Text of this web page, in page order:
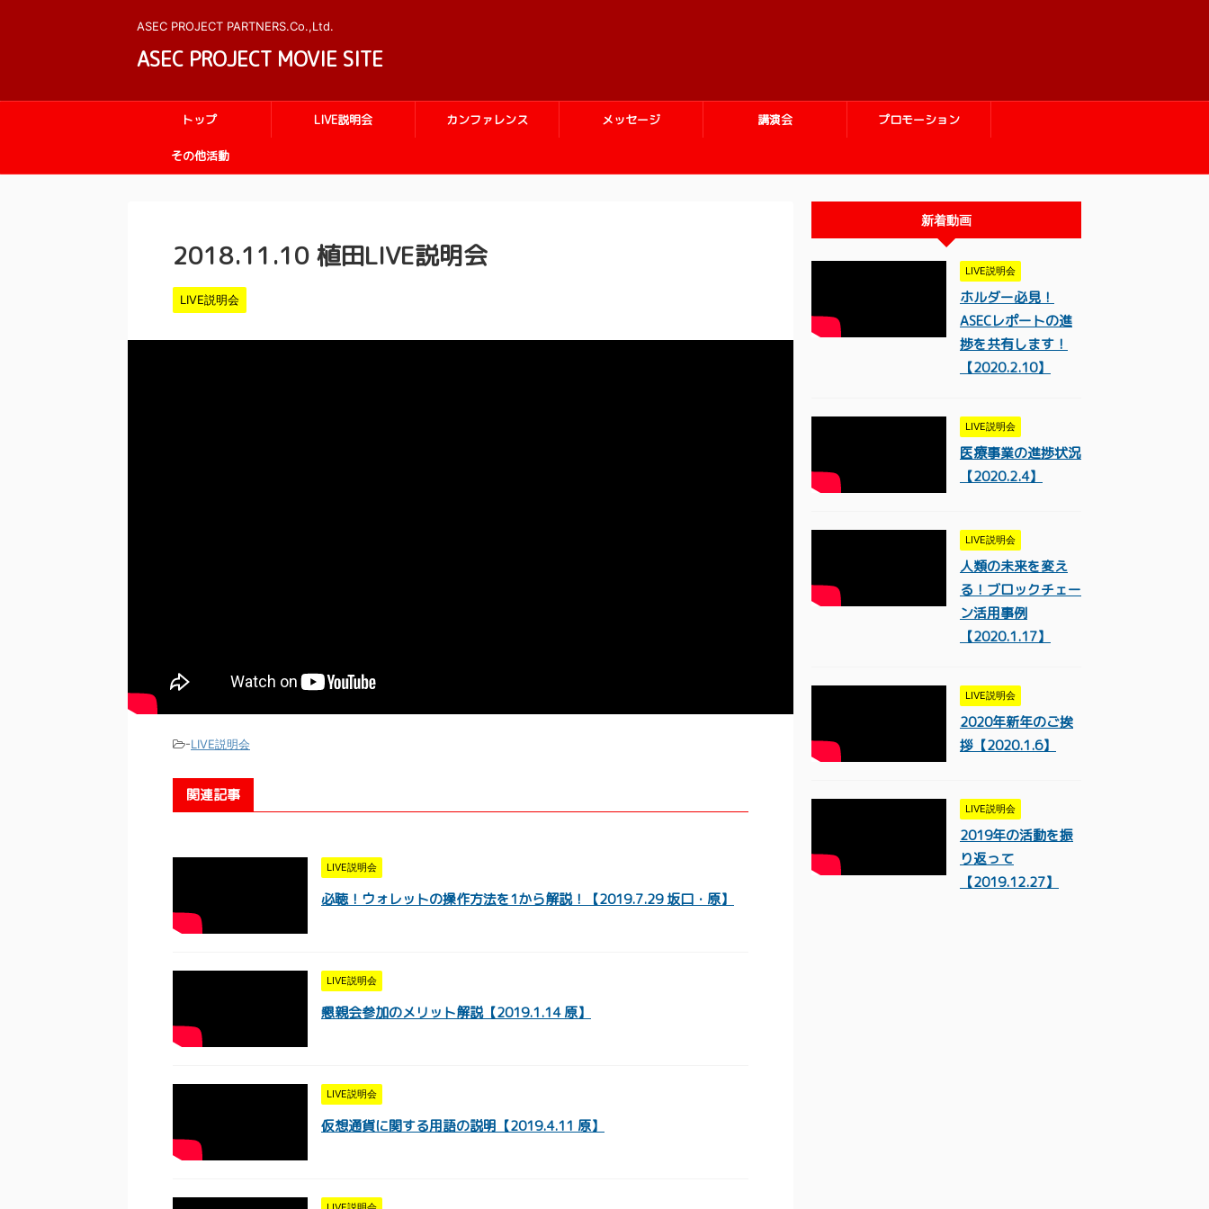
ASEC PROJECT PARTNERS.Co.,Ltd.
ASEC PROJECT MOVIE SITE
トップ LIVE説明会 カンファレンス メッセージ 講演会 プロモーション
その他活動
2018.11.10 植田LIVE説明会
LIVE説明会
-LIVE説明会
関連記事
LIVE説明会
必聴！ウォレットの操作方法を1から解説！【2019.7.29 坂口・原】
LIVE説明会
懇親会参加のメリット解説【2019.1.14 原】
LIVE説明会
仮想通貨に関する用語の説明【2019.4.11 原】
新着動画
LIVE説明会
ホルダー必見！
ASECレポートの進
捗を共有します！
【2020.2.10】
LIVE説明会
医療事業の進捗状況
【2020.2.4】
LIVE説明会
人類の未来を変え
る！ブロックチェー
ン活用事例
【2020.1.17】
LIVE説明会
2020年新年のご挨
拶【2020.1.6】
LIVE説明会
2019年の活動を振
り返って
【2019.12.27】